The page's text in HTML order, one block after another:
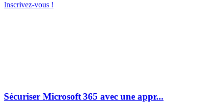
Inscrivez-vous !
Sécuriser Microsoft 365 avec une appr...